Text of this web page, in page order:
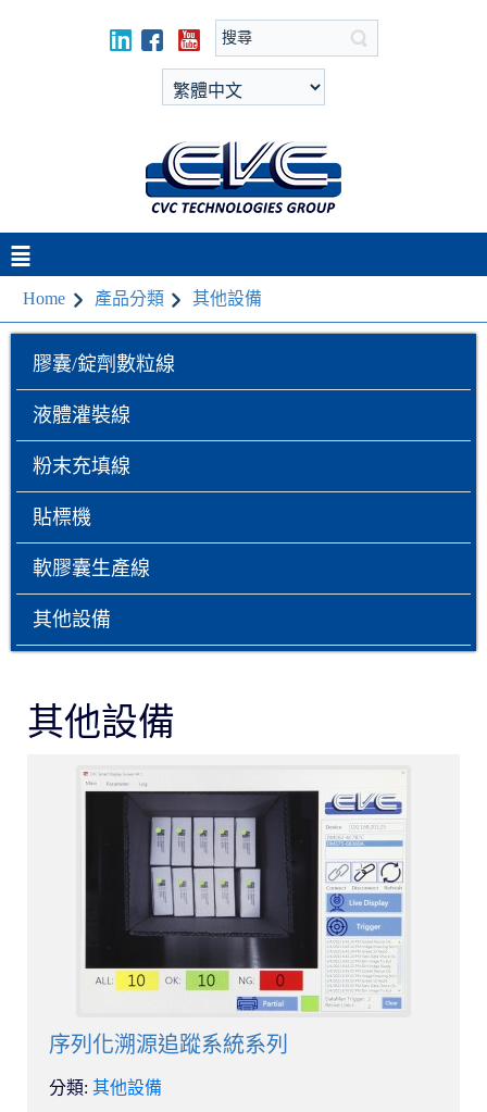
Home 產品分類 其他設備
膠囊/錠劑數粒線
液體灌裝線
粉末充填線
貼標機
軟膠囊生產線
其他設備
其他設備
序列化溯源追蹤系統系列
分類: 其他設備